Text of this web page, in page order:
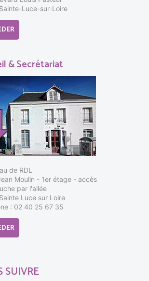
Luce-sur-Loire
& Secrétariat
de RDL
Moulin - 1er étage - accès
par l'allée
Luce sur Loire
: 02 40 25 67 35
SUIVRE